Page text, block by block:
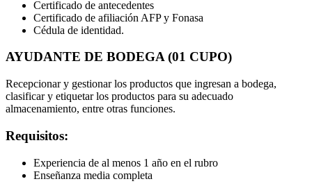
Certificado de antecedentes
Certificado de afiliación AFP y Fonasa
Cédula de identidad.
AYUDANTE DE BODEGA (01 CUPO)
Recepcionar y gestionar los productos que ingresan a bodega,
clasificar y etiquetar los productos para su adecuado
almacenamiento, entre otras funciones.
Requisitos:
Experiencia de al menos 1 año en el rubro
Enseñanza media completa